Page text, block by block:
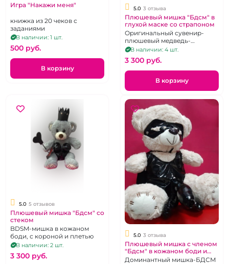
Игра "Накажи меня"
книжка из 20 чеков с
заданиями
В наличии: 1 шт.
500 pуб.
В корзину
5.0 3 отзыва
Плюшевый мишка "Бдсм" в
глухой маске со страпоном
Оригинальный сувенир-
плюшевый медведь-
сабмиссив в эротическом
БДСМ костюме
В наличии: 4 шт.
3 300 pуб.
В корзину
5.0 5 отзывов
Плюшевый мишка "Бдсм" со
стеком
BDSM-мишка в кожаном
боди, с короной и плетью
В наличии: 2 шт.
3 300 pуб.
5.0 3 отзыва
Плюшевый мишка с членом
"Бдсм" в кожаном боди и
маске
Доминантный мишка-БДСМ